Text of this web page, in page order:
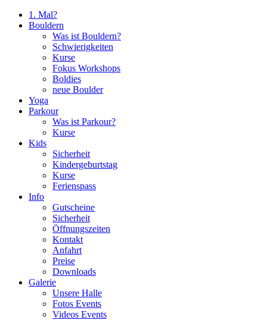
1. Mal?
Bouldern
Was ist Bouldern?
Schwierigkeiten
Kurse
Fokus Workshops
Boldies
neue Boulder
Yoga
Parkour
Was ist Parkour?
Kurse
Kids
Sicherheit
Kindergeburtstag
Kurse
Ferienspass
Info
Gutscheine
Sicherheit
Öffnungszeiten
Kontakt
Anfahrt
Preise
Downloads
Galerie
Unsere Halle
Fotos Events
Videos Events